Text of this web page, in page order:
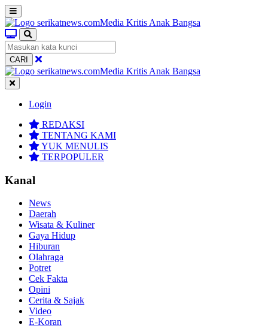
CARI
Login
REDAKSI
TENTANG KAMI
YUK MENULIS
TERPOPULER
Kanal
News
Daerah
Wisata & Kuliner
Gaya Hidup
Hiburan
Olahraga
Potret
Cek Fakta
Opini
Cerita & Sajak
Video
E-Koran